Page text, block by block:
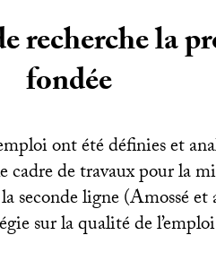
recherche la
fondée
ont été définies et
cadre de travaux pour la
seconde ligne (Amossé
sur la qualité de